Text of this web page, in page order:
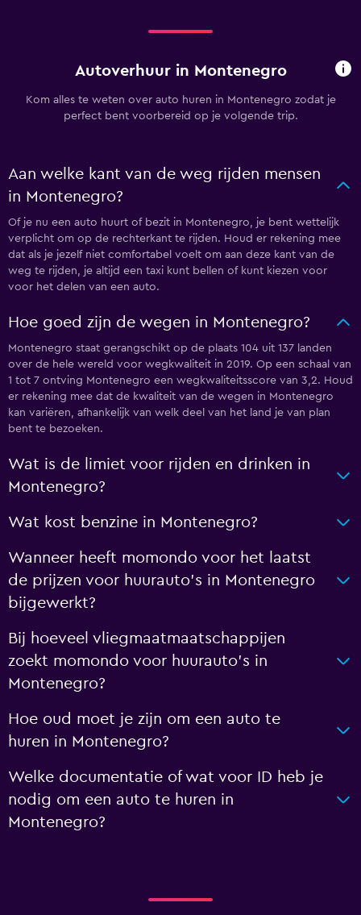
Autoverhuur in Montenegro
Kom alles te weten over auto huren in Montenegro zodat je
perfect bent voorbereid op je volgende trip.
Aan welke kant van de weg rijden mensen
in Montenegro?
Of je nu een auto huurt of bezit in Montenegro, je bent wettelijk
verplicht om op de rechterkant te rijden. Houd er rekening mee
dat als je jezelf niet comfortabel voelt om aan deze kant van de
weg te rijden, je altijd een taxi kunt bellen of kunt kiezen voor
voor het delen van een auto.
Hoe goed zijn de wegen in Montenegro?
Montenegro staat gerangschikt op de plaats 104 uit 137 landen
over de hele wereld voor wegkwaliteit in 2019. Op een schaal van
1 tot 7 ontving Montenegro een wegkwaliteitsscore van 3,2. Houd
er rekening mee dat de kwaliteit van de wegen in Montenegro
kan variëren, afhankelijk van welk deel van het land je van plan
bent te bezoeken.
Wat is de limiet voor rijden en drinken in
Montenegro?
Wat kost benzine in Montenegro?
Wanneer heeft momondo voor het laatst
de prijzen voor huurauto's in Montenegro
bijgewerkt?
Bij hoeveel vliegmaatmaatschappijen
zoekt momondo voor huurauto's in
Montenegro?
Hoe oud moet je zijn om een auto te
huren in Montenegro?
Welke documentatie of wat voor ID heb je
nodig om een auto te huren in
Montenegro?